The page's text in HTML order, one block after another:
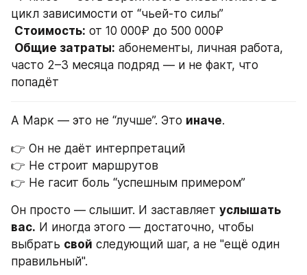
цикл зависимости от “чьей-то силы”
Стоимость: от 10 000₽ до 500 000₽
Общие затраты: абонементы, личная работа,
часто 2–3 месяца подряд — и не факт, что
попадёт
А Марк — это не “лучше”. Это иначе.
👉 Он не даёт интерпретаций
👉 Не строит маршрутов
👉 Не гасит боль “успешным примером”
Он просто — слышит. И заставляет услышать
вас. И иногда этого — достаточно, чтобы
выбрать свой следующий шаг, а не "ещё один
правильный".